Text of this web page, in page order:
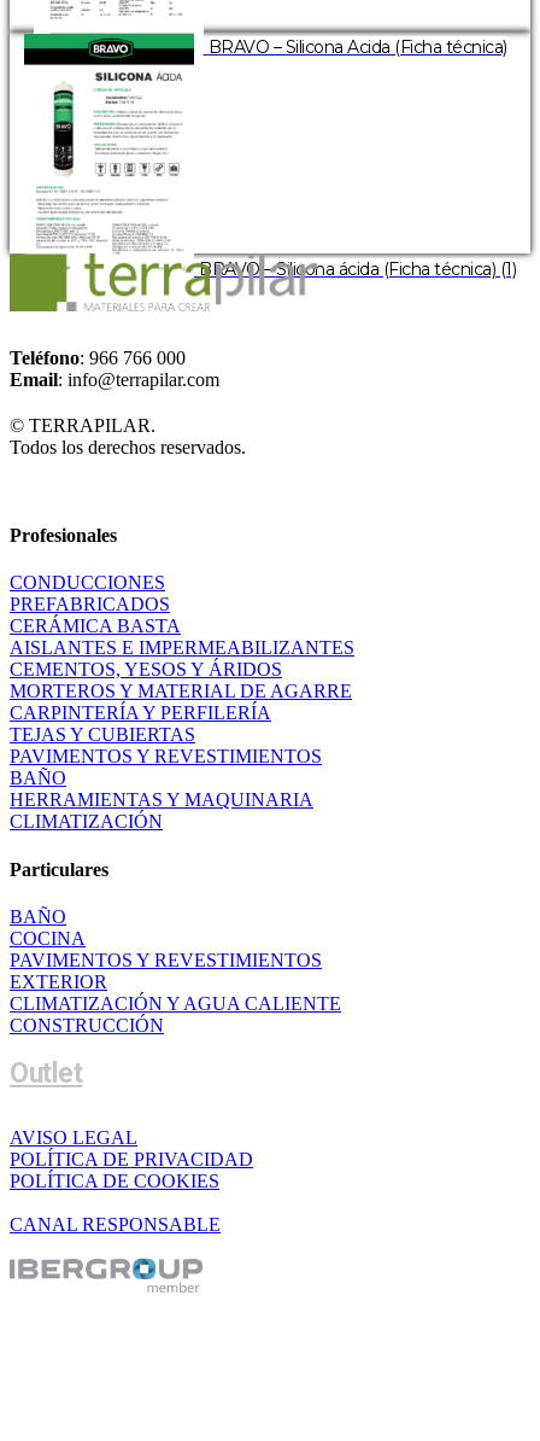
BRAVO – Silicona Acida (Ficha técnica)
BRAVO – Silicona ácida (Ficha técnica) (1)
Teléfono: 966 766 000
Email: info@terrapilar.com
© TERRAPILAR.
Todos los derechos reservados.
Profesionales
CONDUCCIONES
PREFABRICADOS
CERÁMICA BASTA
AISLANTES E IMPERMEABILIZANTES
CEMENTOS, YESOS Y ÁRIDOS
MORTEROS Y MATERIAL DE AGARRE
CARPINTERÍA Y PERFILERÍA
TEJAS Y CUBIERTAS
PAVIMENTOS Y REVESTIMIENTOS
BAÑO
HERRAMIENTAS Y MAQUINARIA
CLIMATIZACIÓN
Particulares
BAÑO
COCINA
PAVIMENTOS Y REVESTIMIENTOS
EXTERIOR
CLIMATIZACIÓN Y AGUA CALIENTE
CONSTRUCCIÓN
Outlet
AVISO LEGAL
POLÍTICA DE PRIVACIDAD
POLÍTICA DE COOKIES
CANAL RESPONSABLE